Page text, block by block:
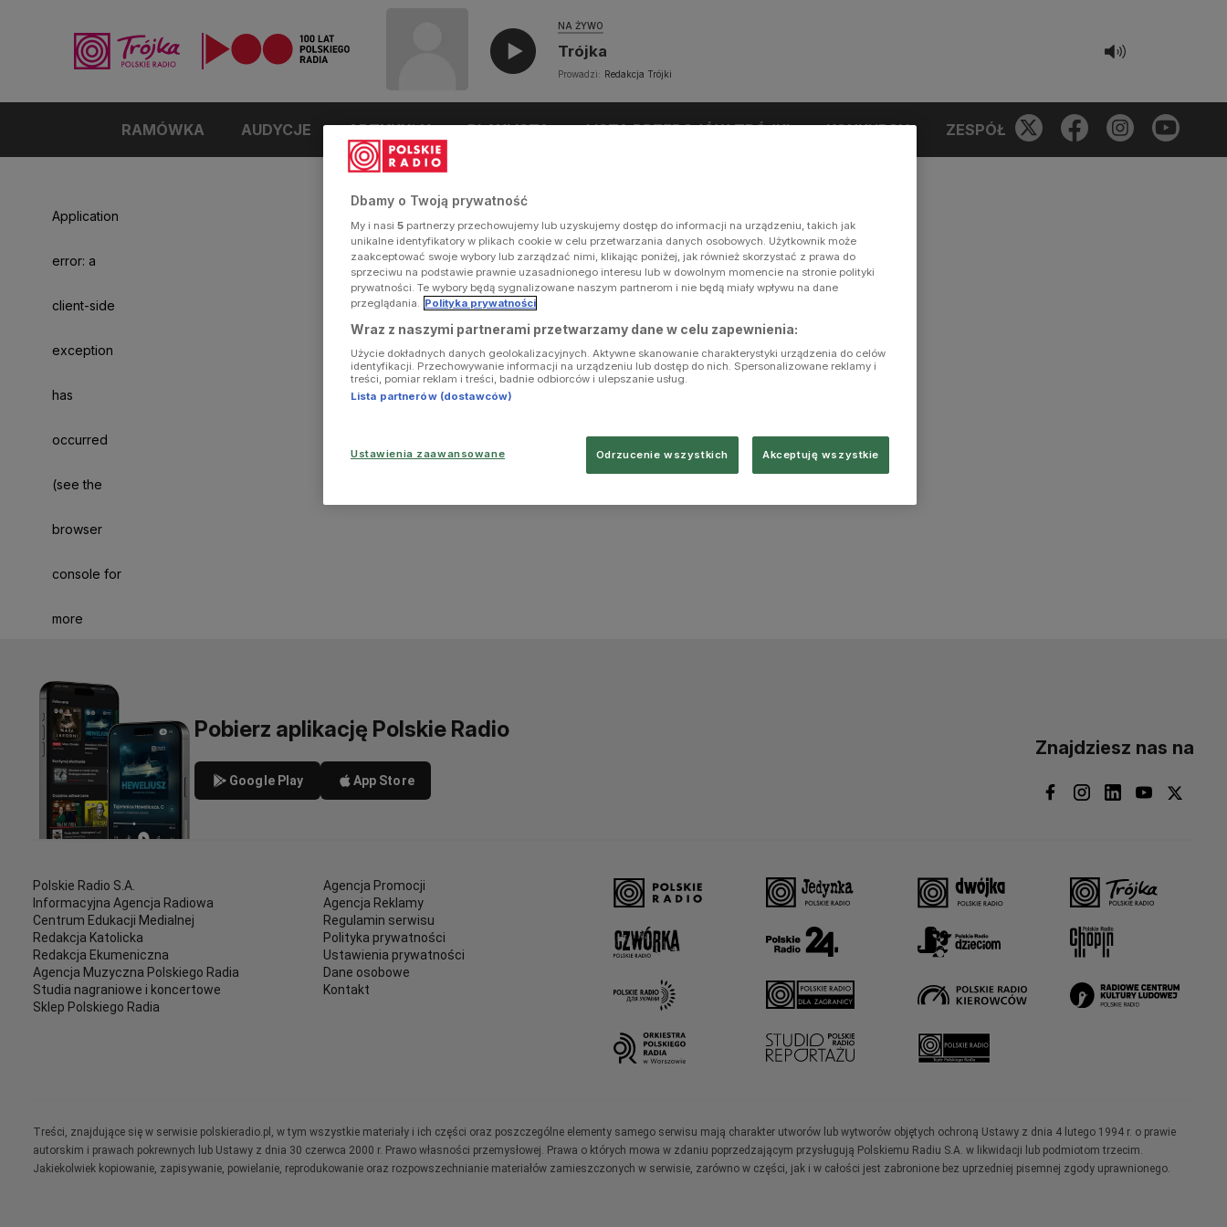
NA ŻYWO
Trójka
Prowadzi: Redakcja Trójki
RAMÓWKA AUDYCJE ARTYKUŁY PLAYLISTA LISTA PRZEBOJÓW TRÓJKI KONKURSY ZESPÓŁ
Application
error: a
client-side
exception
has
occurred
(see the
browser
console for
more
Pobierz aplikację Polskie Radio
Google Play App Store
Znajdziesz nas na
Polskie Radio S.A.
Informacyjna Agencja Radiowa
Centrum Edukacji Medialnej
Redakcja Katolicka
Redakcja Ekumeniczna
Agencja Muzyczna Polskiego Radia
Studia nagraniowe i koncertowe
Sklep Polskiego Radia
Agencja Promocji
Agencja Reklamy
Regulamin serwisu
Polityka prywatności
Ustawienia prywatności
Dane osobowe
Kontakt
Treści, znajdujące się w serwisie polskieradio.pl, w tym wszystkie materiały i ich części oraz poszczególne elementy samego serwisu mają charakter utworów lub wytworów objętych ochroną Ustawy z dnia 4 lutego 1994 r. o prawie
autorskim i prawach pokrewnych lub Ustawy z dnia 30 czerwca 2000 r. Prawo własności przemysłowej. Prawa o których mowa w zdaniu poprzedzającym przysługują Polskiemu Radiu S.A. w likwidacji lub podmiotom trzecim.
Jakiekolwiek kopiowanie, zapisywanie, powielanie, reprodukowanie oraz rozpowszechnianie materiałów zamieszczonych w serwisie, zarówno w części, jak i w całości jest zabronione bez uprzedniej pisemnej zgody uprawnionego.
Dbamy o Twoją prywatność
My i nasi 5 partnerzy przechowujemy lub uzyskujemy dostęp do informacji na urządzeniu, takich jak
unikalne identyfikatory w plikach cookie w celu przetwarzania danych osobowych. Użytkownik może
zaakceptować swoje wybory lub zarządzać nimi, klikając poniżej, jak również skorzystać z prawa do
sprzeciwu na podstawie prawnie uzasadnionego interesu lub w dowolnym momencie na stronie polityki
prywatności. Te wybory będą sygnalizowane naszym partnerom i nie będą miały wpływu na dane
przeglądania. Polityka prywatności
Wraz z naszymi partnerami przetwarzamy dane w celu zapewnienia:
Użycie dokładnych danych geolokalizacyjnych. Aktywne skanowanie charakterystyki urządzenia do celów
identyfikacji. Przechowywanie informacji na urządzeniu lub dostęp do nich. Spersonalizowane reklamy i
treści, pomiar reklam i treści, badnie odbiorców i ulepszanie usług.
Lista partnerów (dostawców)
Ustawienia zaawansowane Odrzucenie wszystkich Akceptuję wszystkie